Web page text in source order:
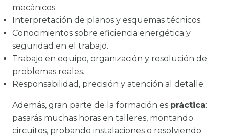
mecánicos.
Interpretación de planos y esquemas técnicos.
Conocimientos sobre eficiencia energética y
seguridad en el trabajo.
Trabajo en equipo, organización y resolución de
problemas reales.
Responsabilidad, precisión y atención al detalle.
Además, gran parte de la formación es práctica:
pasarás muchas horas en talleres, montando
circuitos, probando instalaciones o resolviendo